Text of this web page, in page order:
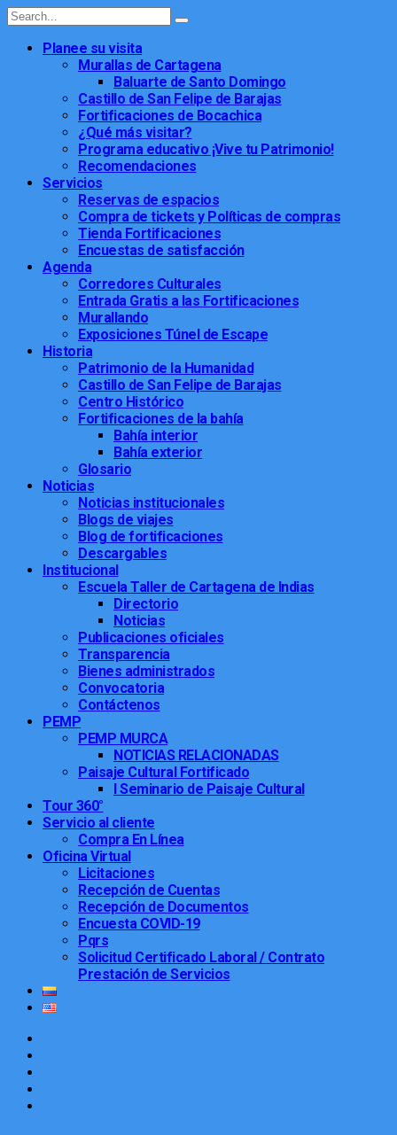
Planee su visita
Murallas de Cartagena
Baluarte de Santo Domingo
Castillo de San Felipe de Barajas
Fortificaciones de Bocachica
¿Qué más visitar?
Programa educativo ¡Vive tu Patrimonio!
Recomendaciones
Servicios
Reservas de espacios
Compra de tickets y Políticas de compras
Tienda Fortificaciones
Encuestas de satisfacción
Agenda
Corredores Culturales
Entrada Gratis a las Fortificaciones
Murallando
Exposiciones Túnel de Escape
Historia
Patrimonio de la Humanidad
Castillo de San Felipe de Barajas
Centro Histórico
Fortificaciones de la bahía
Bahía interior
Bahía exterior
Glosario
Noticias
Noticias institucionales
Blogs de viajes
Blog de fortificaciones
Descargables
Institucional
Escuela Taller de Cartagena de Indias
Directorio
Noticias
Publicaciones oficiales
Transparencia
Bienes administrados
Convocatoria
Contáctenos
PEMP
PEMP MURCA
NOTICIAS RELACIONADAS
Paisaje Cultural Fortificado
I Seminario de Paisaje Cultural
Tour 360°
Servicio al cliente
Compra En Línea
Oficina Virtual
Licitaciones
Recepción de Cuentas
Recepción de Documentos
Encuesta COVID-19
Pqrs
Solicitud Certificado Laboral / Contrato
Prestación de Servicios